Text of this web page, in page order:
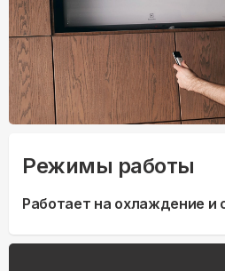
Режимы работы
Работает на охлаждение и